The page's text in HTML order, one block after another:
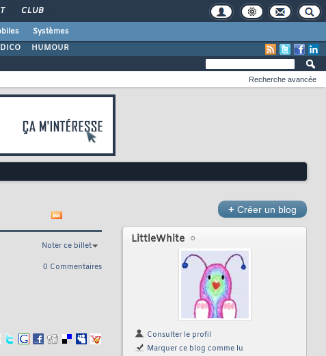
CLUB
Systèmes
DICO HUMOUR
Recherche avancée
Noter ce billet
0 Commentaires
+ Créer un blog
LittleWhite
Consulter le profil
Marquer ce blog comme lu